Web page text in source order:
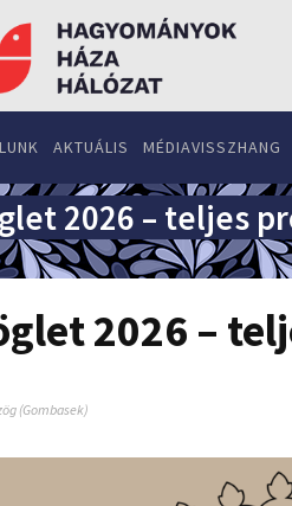
AKTUÁLIS MÉDIAVISSZHANG
2026 – teljes
2026 –
(Gombasek)